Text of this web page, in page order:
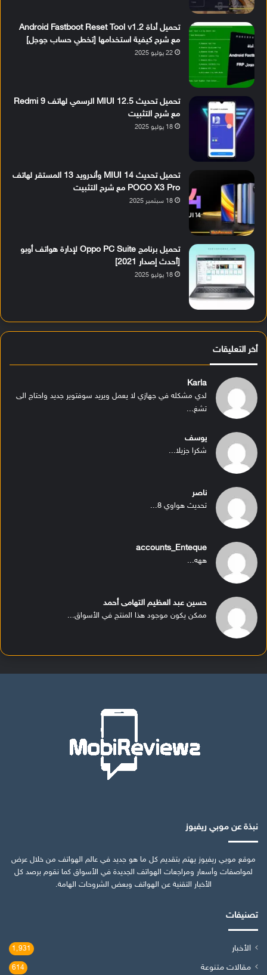
تحميل أداة Android Fastboot Reset Tool v1.2
مع شرح كيفية استخدامها [تخطي حساب جوجل]
22 يوليو 2025
تحميل تحديث MIUI 12.5 الرسمي لهاتف Redmi 9
مع شرح التثبيت
18 يوليو 2025
تحميل تحديث MIUI 14 وأندرويد 13 المستقر لهاتف
POCO X3 Pro مع شرح التثبيت
18 سبتمبر 2025
تحميل برنامج Oppo PC Suite لإدارة هواتف أوبو
[أحدث إصدار 2021]
18 يوليو 2025
أخر التعليقات
Karla
لدي مشكله في جهازي لا يعمل ويريد سوفتوير جديد واحتاج الى
تشغ...
يوسف
شكرا جزيلا...
ناصر
تحديث هواوي 8...
accounts_Enteque
ههه...
حسين عبد العظيم التهامى أحمد
ممكن يكون موجود هذا المنتج في الأسواق...
نبذة عن موبي ريفيوز
موقع موبي ريفيوز يهتم بتقديم كل ما هو جديد في عالم الهواتف من خلال عرض
لمواصفات وأسعار ومراجعات الهواتف الجديدة في الأسواق كما نقوم برصد كل
الأخبار التقنية عن الهواتف وبعض الشروحات الهامة.
تصنيفات
الأخبار 1٬931
مقالات متنوعة 614